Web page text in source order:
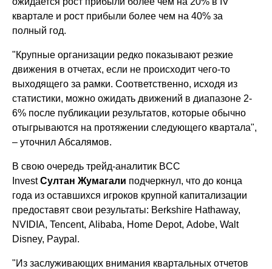
квартале и рост прибыли более чем на 40% за
полный год.
"Крупные организации редко показывают резкие
движения в отчетах, если не происходит чего-то
выходящего за рамки. Соответственно, исходя из
статистики, можно ожидать движений в диапазоне 2-
6% после публикации результатов, которые обычно
отыгрываются на протяжении следующего квартала",
– уточнил Абсалямов.
В свою очередь трейд-аналитик BCC
InvestСултан Жумагали подчеркнул, что до конца
года из оставшихся игроков крупной капитализации
предоставят свои результаты: Berkshire Hathaway,
NVIDIA, Tencent, Alibaba, Home Depot, Adobe, Walt
Disney, Paypal.
"Из заслуживающих внимания квартальных отчетов